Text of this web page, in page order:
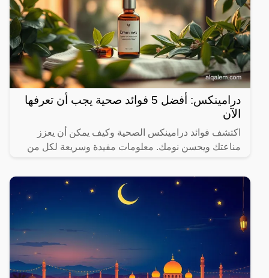
درامينكس: أفضل 5 فوائد صحية يجب أن تعرفها
الآن
اكتشف فوائد درامينكس الصحية وكيف يمكن أن يعزز
مناعتك ويحسن نومك. معلومات مفيدة وسريعة لكل من